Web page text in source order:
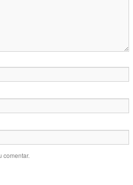
comentar.